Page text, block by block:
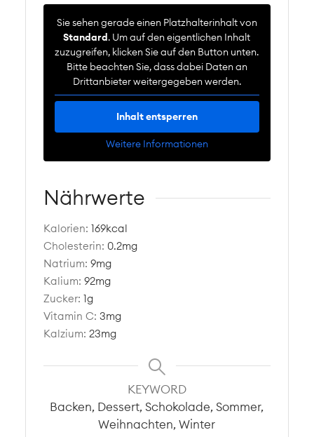
Sie sehen gerade einen Platzhalterinhalt von
Standard . Um auf den eigentlichen Inhalt
zuzugreifen, klicken Sie auf den Button unten.
Bitte beachten Sie, dass dabei Daten an
Drittanbieter weitergegeben werden.
Inhalt entsperren
Weitere Informationen
Nährwerte
Kalorien:169kcal
Cholesterin: 0.2mg
Natrium:9mg
Kalium:92mg
Zucker:1g
Vitamin C:3mg
Kalzium:23mg
KEYWORD
Backen, Dessert, Schokolade, Sommer,
Weihnachten, Winter